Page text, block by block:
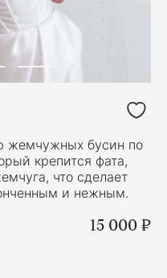
жемчужных бусин по
крепится фата,
что сделает
и нежным.
15 000 ₽